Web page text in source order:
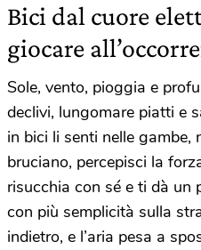
Bici dal cuore
giocare
Sole, vento, pioggia e
declivi, lungomare piatti e
in bici li senti nelle gambe,
bruciano, percepisci la
risucchia con sé e ti dà un
con più semplicità sulla
indietro, e l’aria pesa a